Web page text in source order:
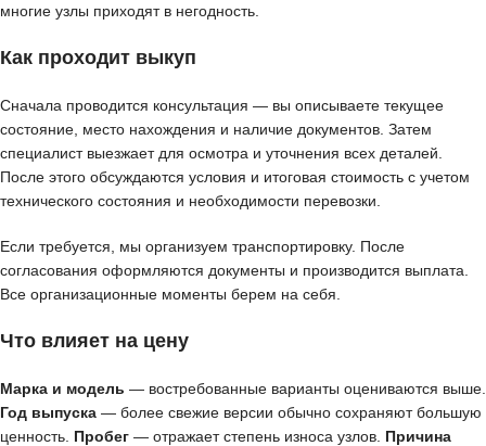
многие узлы приходят в негодность.
Как проходит выкуп
Сначала проводится консультация — вы описываете текущее
состояние, место нахождения и наличие документов. Затем
специалист выезжает для осмотра и уточнения всех деталей.
После этого обсуждаются условия и итоговая стоимость с учетом
технического состояния и необходимости перевозки.
Если требуется, мы организуем транспортировку. После
согласования оформляются документы и производится выплата.
Все организационные моменты берем на себя.
Что влияет на цену
Марка и модель — востребованные варианты оцениваются выше.
Год выпуска — более свежие версии обычно сохраняют большую
ценность. Пробег — отражает степень износа узлов. Причина